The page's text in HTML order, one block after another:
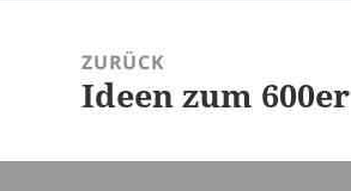
NavigationZURÜCK
Vorheriger
Ideen zum 600er